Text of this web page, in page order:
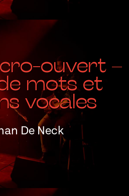
ouvert –
mots et
vocales
De Neck